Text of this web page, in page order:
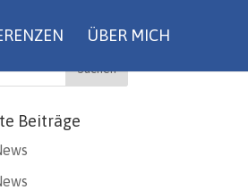
ÜBER MICH
Beiträge